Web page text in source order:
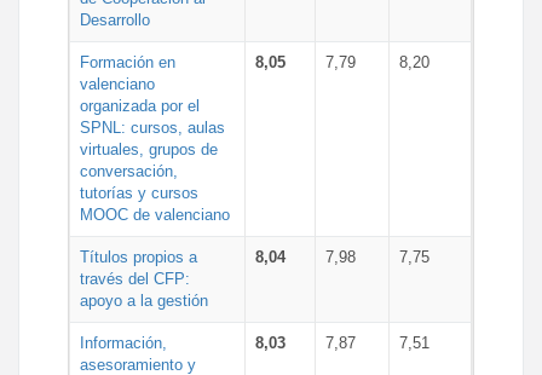
Desarrollo
Formación en
valenciano
organizada por el
SPNL: cursos, aulas
virtuales, grupos de
conversación,
tutorías y cursos
MOOC de valenciano
8,05 7,79 8,20
Títulos propios a
través del CFP:
apoyo a la gestión
8,04 7,98 7,75
Información,
asesoramiento y
8,03 7,87 7,51